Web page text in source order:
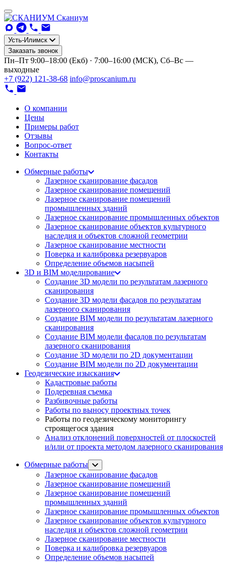
Сканиум
Усть-Илимск
Заказать звонок
Пн–Пт 9:00–18:00 (Екб) · 7:00–16:00 (МСК), Сб–Вс —
выходные
+7 (922) 121-38-68 info@proscanium.ru
О компании
Цены
Примеры работ
Отзывы
Вопрос-ответ
Контакты
Обмерные работы
Лазерное сканирование фасадов
Лазерное сканирование помещений
Лазерное сканирование помещений
промышленных зданий
Лазерное сканирование промышленных объектов
Лазерное сканирование объектов культурного
наследия и объектов сложной геометрии
Лазерное сканирование местности
Поверка и калибровка резервуаров
Определение объемов насы​​пей
3D и BIM моделирование
Создание 3D модели по результатам лазерного
сканирования
Создание 3D модели фасадов по результатам
лазерного сканирования
Создание BIM модели по результатам лазерного
сканирования
Создание BIM модели фасадов по результатам
лазерного сканирования
Создание 3D модели по 2D документации
Создание BIM модели по 2D документации
Геодезические изыскания
Кадастровые работы
Подеревная съемка
Разбивочные работы
Работы по выносу проектных точек
Работы по геодезическому мониторингу
строящегося здания
Анализ отклонений поверхностей от плоскостей
и/или от проекта методом лазерного сканирования
Обмерные работы
Лазерное сканирование фасадов
Лазерное сканирование помещений
Лазерное сканирование помещений
промышленных зданий
Лазерное сканирование промышленных объектов
Лазерное сканирование объектов культурного
наследия и объектов сложной геометрии
Лазерное сканирование местности
Поверка и калибровка резервуаров
Определение объемов насы​​пей